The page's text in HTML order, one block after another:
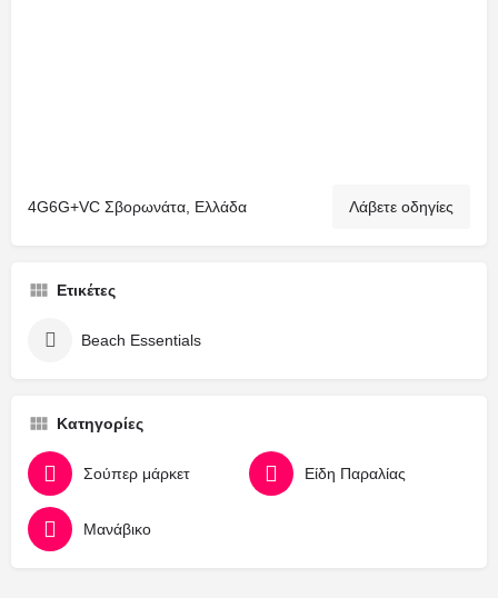
4G6G+VC Σβορωνάτα, Ελλάδα Λάβετε οδηγίες
Ετικέτες
Beach Essentials
Κατηγορίες
Σούπερ μάρκετ Είδη Παραλίας
Μανάβικο